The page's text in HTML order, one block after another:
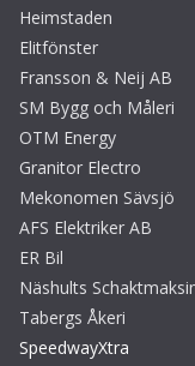
Heimstaden
Elitfönster
Fransson & Neij AB
SM Bygg och Måleri
OTM Energy
Granitor Electro
Mekonomen Sävsjö
AFS Elektriker AB
ER Bil
Näshults
Tabergs Åkeri
SpeedwayXtra